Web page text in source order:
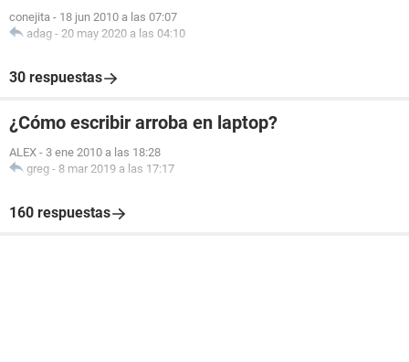
conejita - 18 jun 2010 a las 07:07
adag - 20 may 2020 a las 04:10
30 respuestas
¿Cómo escribir arroba en laptop?
ALEX - 3 ene 2010 a las 18:28
greg - 8 mar 2019 a las 17:17
160 respuestas